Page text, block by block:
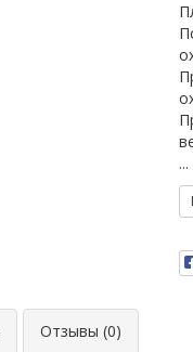
...
Отзывы (0)